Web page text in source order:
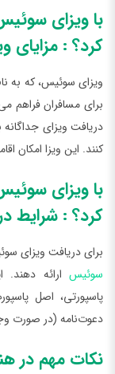
با ویزای
کرد؟ : مزایای
ویزای سوئیس، که به
برای مسافران فراهم
دریافت ویزای
کنند. این ویزا امکان اقامت ۹۰ روزه در هر دوره ۱۸۰ روزه را
با ویزای
کرد؟ : شرایط
برای دریافت ویزای
سوئیس ارائه
پاسپورتی، اصل
دعوت‌نامه (در صورت
نکات مهم در